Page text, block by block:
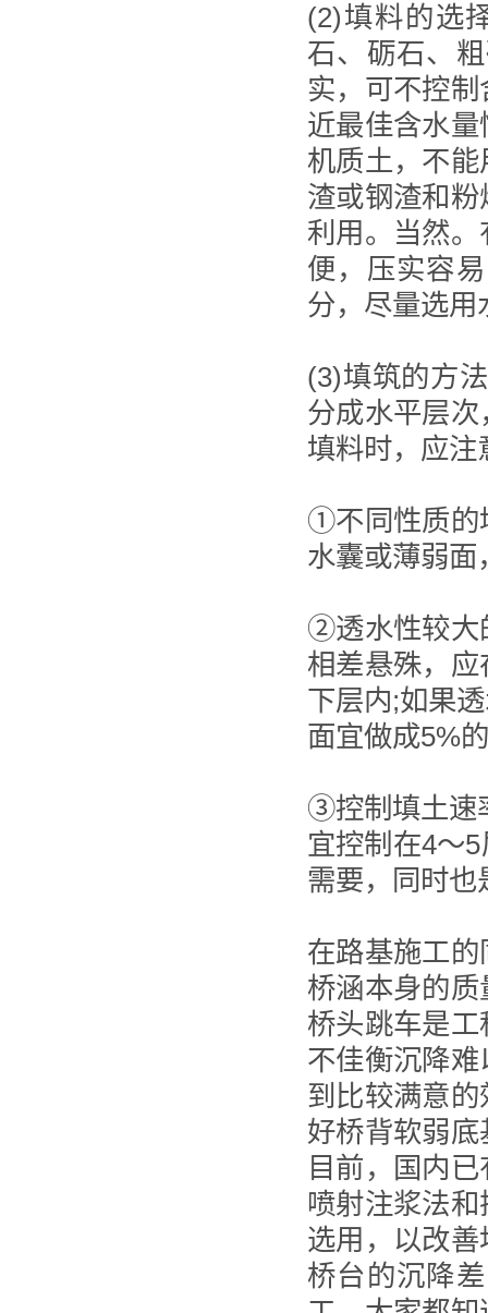
(2)填料的选
石、砺石、
实，可不控
近最佳含水
机质土，不
渣或钢渣和
利用。当然
便，压实容
分，尽量选用
(3)填筑的方
分成水平层
填料时，应注
①不同性质的
水囊或薄弱面
②透水性较大
相差悬殊，
下层内;如果
面宜做成5%
③控制填土速
宜控制在4～
需要，同时也
在路基施工
桥涵本身的
桥头跳车是
不佳衡沉降
到比较满意
好桥背软弱
目前，国内
喷射注浆法
选用，以改
桥台的沉降